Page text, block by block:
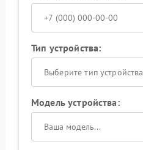
Тип устройства:
Выберите тип устройства
Модель устройства: